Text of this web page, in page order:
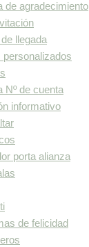
de agradecimiento
llegada
personalizados
Nº de cuenta
informativo
porta alianza
de felicidad